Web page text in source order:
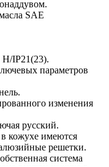
SAE
H/IP21(23).
параметров
изменения
русский.
кожухе имеются
решетки.
система